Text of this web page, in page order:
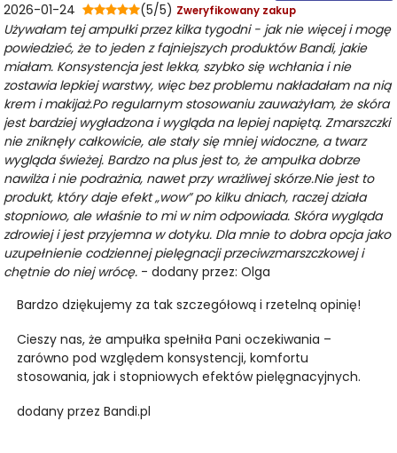
2026-01-24
(5/5) Zweryfikowany zakup
Używałam tej ampułki przez kilka tygodni - jak nie więcej i mogę
powiedzieć, że to jeden z fajniejszych produktów Bandi, jakie
miałam. Konsystencja jest lekka, szybko się wchłania i nie
zostawia lepkiej warstwy, więc bez problemu nakładałam na nią
krem i makijaż.Po regularnym stosowaniu zauważyłam, że skóra
jest bardziej wygładzona i wygląda na lepiej napiętą. Zmarszczki
nie zniknęły całkowicie, ale stały się mniej widoczne, a twarz
wygląda świeżej. Bardzo na plus jest to, że ampułka dobrze
nawilża i nie podrażnia, nawet przy wrażliwej skórze.Nie jest to
produkt, który daje efekt „wow” po kilku dniach, raczej działa
stopniowo, ale właśnie to mi w nim odpowiada. Skóra wygląda
zdrowiej i jest przyjemna w dotyku. Dla mnie to dobra opcja jako
uzupełnienie codziennej pielęgnacji przeciwzmarszczkowej i
chętnie do niej wrócę. - dodany przez: Olga
Bardzo dziękujemy za tak szczegółową i rzetelną opinię!
Cieszy nas, że ampułka spełniła Pani oczekiwania –
zarówno pod względem konsystencji, komfortu
stosowania, jak i stopniowych efektów pielęgnacyjnych.
dodany przez Bandi.pl